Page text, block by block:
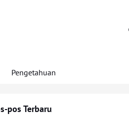
Pengetahuan
pos Terbaru